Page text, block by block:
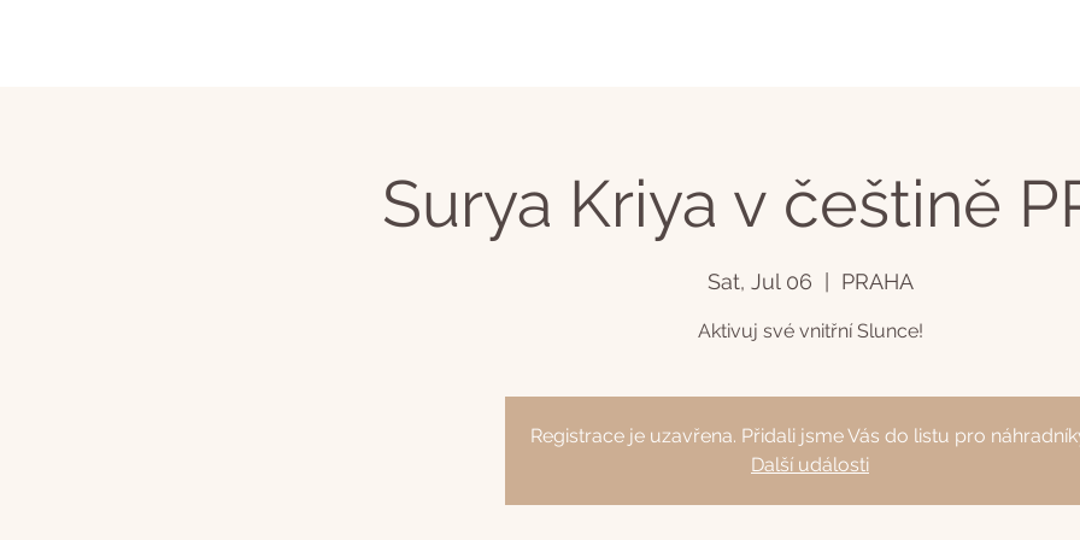
Surya Kriya v češtině
Sat, Jul 06
  |
PRAHA
Aktivuj své vnitřní Slunce!
Registrace je uzavřena. Přidali jsme Vás do listu pro
Další události